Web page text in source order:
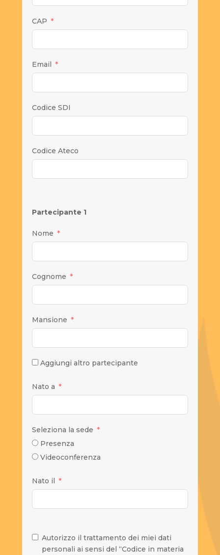
CAP
Email
Codice SDI
Codice Ateco
Partecipante 1
Nome
Cognome
Mansione
Aggiungi altro partecipante
Nato a
Seleziona la sede
Presenza
Videoconferenza
Nato il
Autorizzo il trattamento dei miei dati
personali ai sensi del “Codice in materia